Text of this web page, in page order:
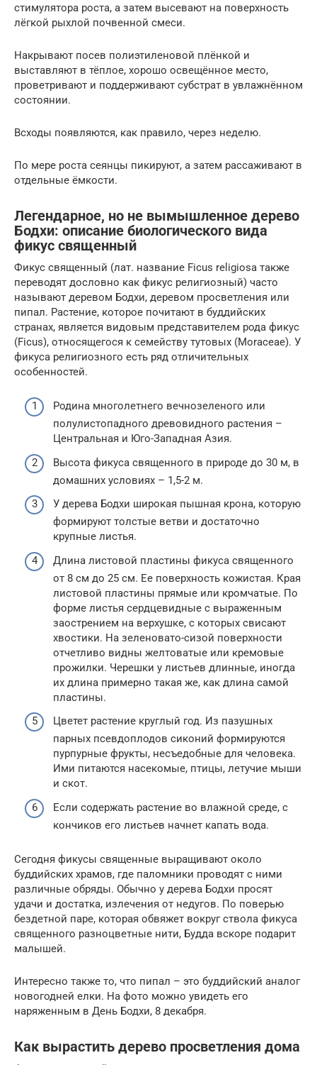
стимулятора роста, а затем высевают на поверхность
лёгкой рыхлой почвенной смеси.
Накрывают посев полиэтиленовой плёнкой и
выставляют в тёплое, хорошо освещённое место,
проветривают и поддерживают субстрат в увлажнённом
состоянии.
Всходы появляются, как правило, через неделю.
По мере роста сеянцы пикируют, а затем рассаживают в
отдельные ёмкости.
Легендарное, но не вымышленное дерево
Бодхи: описание биологического вида
фикус священный
Фикус священный (лат. название Ficus religiosa также
переводят дословно как фикус религиозный) часто
называют деревом Бодхи, деревом просветления или
пипал. Растение, которое почитают в буддийских
странах, является видовым представителем рода фикус
(Ficus), относящегося к семейству тутовых (Moraceae). У
фикуса религиозного есть ряд отличительных
особенностей.
Родина многолетнего вечнозеленого или
полулистопадного древовидного растения –
Центральная и Юго-Западная Азия.
Высота фикуса священного в природе до 30 м, в
домашних условиях – 1,5-2 м.
У дерева Бодхи широкая пышная крона, которую
формируют толстые ветви и достаточно
крупные листья.
Длина листовой пластины фикуса священного
от 8 см до 25 см. Ее поверхность кожистая. Края
листовой пластины прямые или кромчатые. По
форме листья сердцевидные с выраженным
заострением на верхушке, с которых свисают
хвостики. На зеленовато-сизой поверхности
отчетливо видны желтоватые или кремовые
прожилки. Черешки у листьев длинные, иногда
их длина примерно такая же, как длина самой
пластины.
Цветет растение круглый год. Из пазушных
парных псевдоплодов сиконий формируются
пурпурные фрукты, несъедобные для человека.
Ими питаются насекомые, птицы, летучие мыши
и скот.
Если содержать растение во влажной среде, с
кончиков его листьев начнет капать вода.
Сегодня фикусы священные выращивают около
буддийских храмов, где паломники проводят с ними
различные обряды. Обычно у дерева Бодхи просят
удачи и достатка, излечения от недугов. По поверью
бездетной паре, которая обвяжет вокруг ствола фикуса
священного разноцветные нити, Будда вскоре подарит
малышей.
Интересно также то, что пипал – это буддийский аналог
новогодней елки. На фото можно увидеть его
наряженным в День Бодхи, 8 декабря.
Как вырастить дерево просветления дома